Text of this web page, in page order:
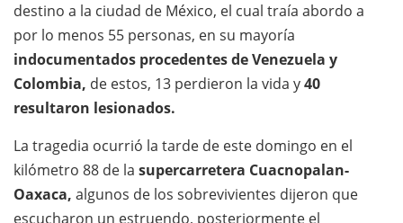
destino a la ciudad de México, el cual traía abordo a
por lo menos 55 personas, en su mayoría
indocumentados procedentes de Venezuela y
Colombia, de estos, 13 perdieron la vida y40
resultaron lesionados.
La tragedia ocurrió la tarde de este domingo en el
kilómetro 88 de la supercarretera Cuacnopalan-
Oaxaca, algunos de los sobrevivientes dijeron que
escucharon un estruendo, posteriormente el